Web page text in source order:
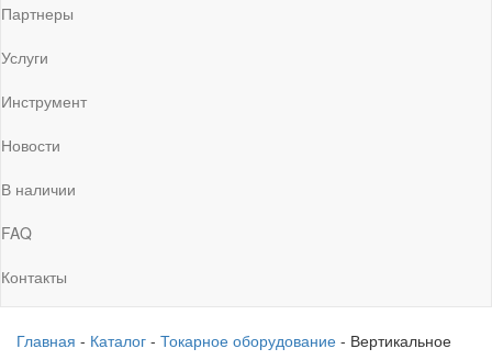
Партнеры
Услуги
Инструмент
Новости
В наличии
FAQ
Контакты
Главная - Каталог - Токарное оборудование - Вертикальное